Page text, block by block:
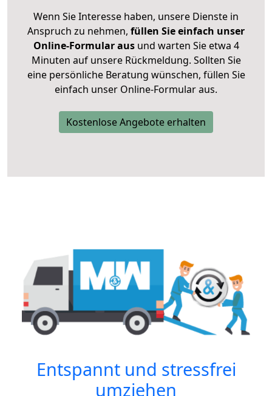
Wenn Sie Interesse haben, unsere Dienste in
Anspruch zu nehmen, füllen Sie einfach unser
Online-Formular ausund warten Sie etwa 4
Minuten auf unsere Rückmeldung. Sollten Sie
eine persönliche Beratung wünschen, füllen Sie
einfach unser Online-Formular aus.
Kostenlose Angebote erhalten
Entspannt und stressfrei
umziehen